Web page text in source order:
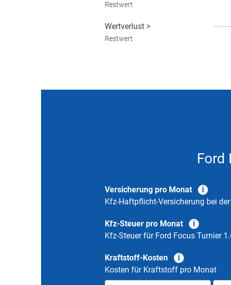
Restwert
Wertverlust >
Restwert
Ford
Versicherung pro Monat
Kfz-Haftpflicht-Versicherung bei
Kfz-Steuer pro Monat
Kfz-Steuer für Ford Focus Turnier
Kraftstoff-Kosten
Kosten für Kraftstoff pro Monat